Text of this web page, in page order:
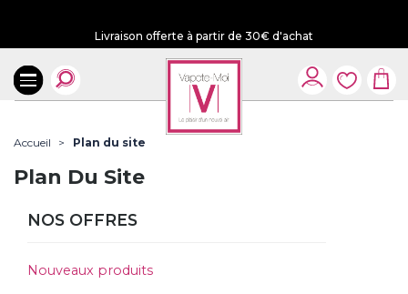
Livraison offerte à partir de 30€ d'achat
Accueil Plan du site
Plan Du Site
NOS OFFRES
Nouveaux produits